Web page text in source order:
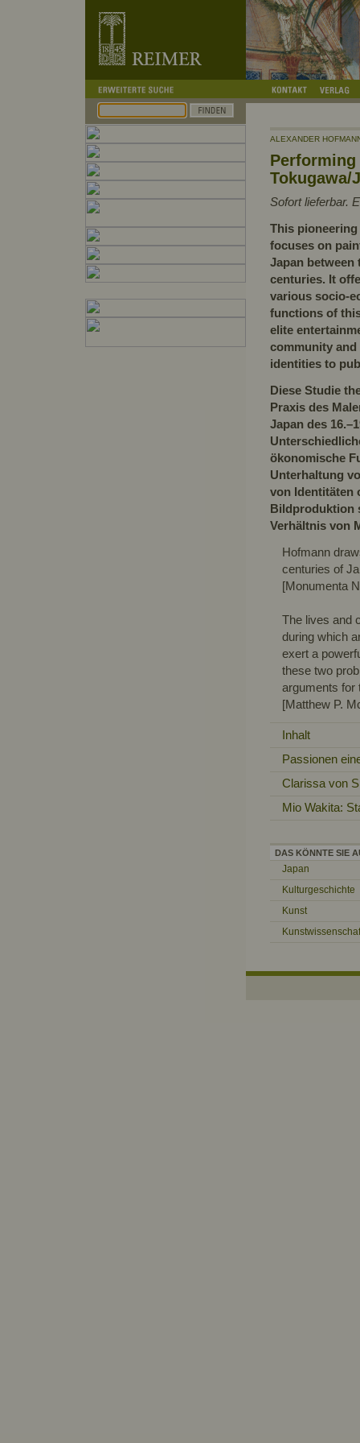
ALEXANDER
Tokugawa/
Sofort lieferbar.
This
focuses on
Japan between
centuries. It
various socio-
functions of
elite
community
identities to
Diese Studie
Praxis des
Japan des
ökonomische
Unterhaltung
von Identitäten
Bildproduktion
Verhältnis von
Hofmann
centuries of
[Monumenta
The lives and
during which
exert a
these two
arguments for
[Matthew P.
Inhalt
Passionen
Clarissa von
Mio Wakita:
DAS KÖNNTE SIE
Japan
Kulturgeschichte
Kunst